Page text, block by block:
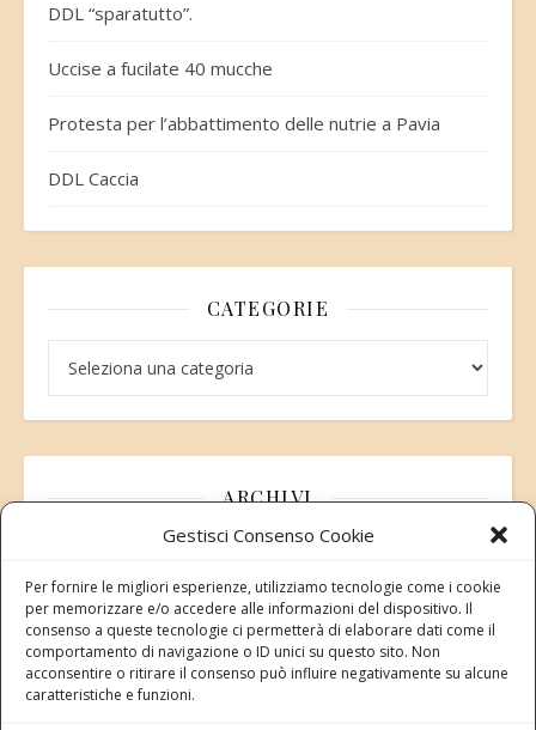
Gestisci Consenso Cookie
Per fornire le migliori esperienze, utilizziamo tecnologie come i cookie
per memorizzare e/o accedere alle informazioni del dispositivo. Il
consenso a queste tecnologie ci permetterà di elaborare dati come il
comportamento di navigazione o ID unici su questo sito. Non
acconsentire o ritirare il consenso può influire negativamente su alcune
caratteristiche e funzioni.
DDL “sparatutto”.
Uccise a fucilate 40 mucche
Protesta per l’abbattimento delle nutrie a Pavia
DDL Caccia
CATEGORIE
ARCHIVI
Modifica consenso